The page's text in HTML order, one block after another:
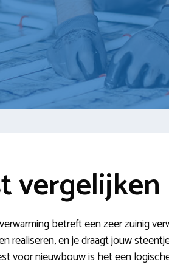
vergelijken
betreft een zeer zuinig
realiseren, en je draagt jouw
voor nieuwbouw is het een